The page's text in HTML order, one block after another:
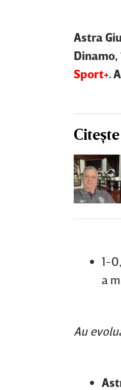
Astra
Sport+.
1-
a
Au